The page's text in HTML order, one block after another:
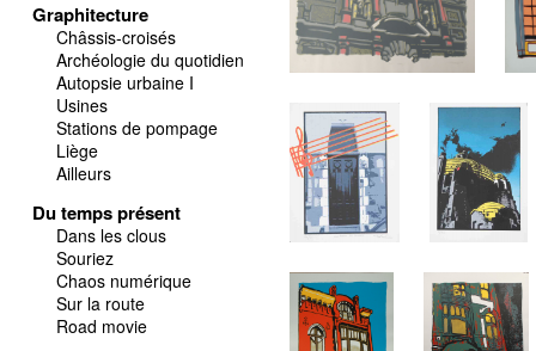
Graphitecture
Châssis-croisés
Archéologie du quotidien
Autopsie urbaine I
Usines
Stations de pompage
Liège
Ailleurs
Du temps présent
Dans les clous
Souriez
Chaos numérique
Sur la route
Road movie